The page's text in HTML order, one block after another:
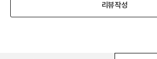
리뷰작성